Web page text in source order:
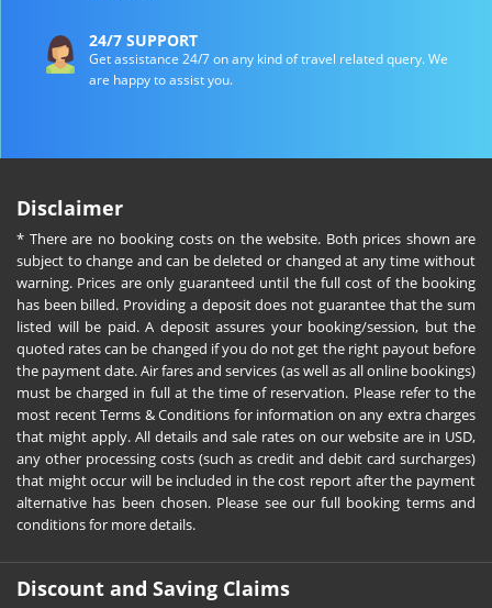
24/7 SUPPORT
Get assistance 24/7 on any kind of travel related query. We
are happy to assist you.
Disclaimer
* There are no booking costs on the website. Both prices shown are
subject to change and can be deleted or changed at any time without
warning. Prices are only guaranteed until the full cost of the booking
has been billed. Providing a deposit does not guarantee that the sum
listed will be paid. A deposit assures your booking/session, but the
quoted rates can be changed if you do not get the right payout before
the payment date. Air fares and services (as well as all online bookings)
must be charged in full at the time of reservation. Please refer to the
most recent Terms & Conditions for information on any extra charges
that might apply. All details and sale rates on our website are in USD,
any other processing costs (such as credit and debit card surcharges)
that might occur will be included in the cost report after the payment
alternative has been chosen. Please see our full booking terms and
conditions for more details.
Discount and Saving Claims